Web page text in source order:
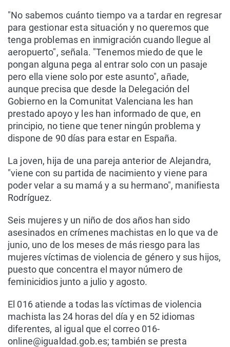
"No sabemos cuánto tiempo va a tardar en regresar
para gestionar esta situación y no queremos que
tenga problemas en inmigración cuando llegue al
aeropuerto", señala. "Tenemos miedo de que le
pongan alguna pega al entrar solo con un pasaje
pero ella viene solo por este asunto", añade,
aunque precisa que desde la Delegación del
Gobierno en la Comunitat Valenciana les han
prestado apoyo y les han informado de que, en
principio, no tiene que tener ningún problema y
dispone de 90 días para estar en España.
La joven, hija de una pareja anterior de Alejandra,
"viene con su partida de nacimiento y viene para
poder velar a su mamá y a su hermano", manifiesta
Rodríguez.
Seis mujeres y un niño de dos años han sido
asesinados en crímenes machistas en lo que va de
junio, uno de los meses de más riesgo para las
mujeres víctimas de violencia de género y sus hijos,
puesto que concentra el mayor número de
feminicidios junto a julio y agosto.
El 016 atiende a todas las víctimas de violencia
machista las 24 horas del día y en 52 idiomas
diferentes, al igual que el correo 016-
online@igualdad.gob.es; también se presta